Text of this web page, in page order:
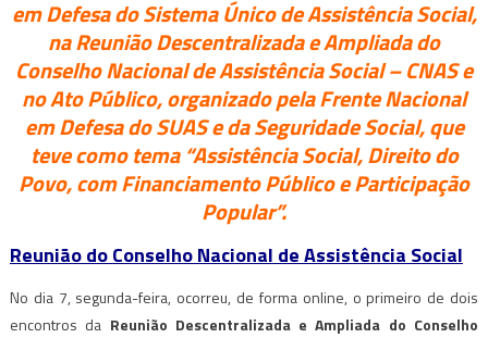
em Defesa do Sistema Único de Assistência Social,
na Reunião Descentralizada e Ampliada do
Conselho Nacional de Assistência Social – CNAS e
no Ato Público, organizado pela Frente Nacional
em Defesa do SUAS e da Seguridade Social, que
teve como tema “Assistência Social, Direito do
Povo, com Financiamento Público e Participação
Popular”.
Reunião do Conselho Nacional de Assistência Social
No dia 7, segunda-feira, ocorreu, de forma online, o primeiro de dois
encontros da Reunião Descentralizada e Ampliada do Conselho